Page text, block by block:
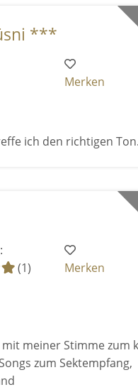
***
Merken
ich den richtigen Ton.
(1)
Merken
meiner Stimme zum
zum Sektempfang,